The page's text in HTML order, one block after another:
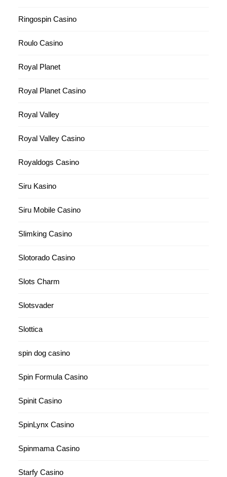
Ringospin Casino
Roulo Casino
Royal Planet
Royal Planet Casino
Royal Valley
Royal Valley Casino
Royaldogs Casino
Siru Kasino
Siru Mobile Casino
Slimking Casino
Slotorado Casino
Slots Charm
Slotsvader
Slottica
spin dog casino
Spin Formula Casino
Spinit Casino
SpinLynx Casino
Spinmama Casino
Starfy Casino